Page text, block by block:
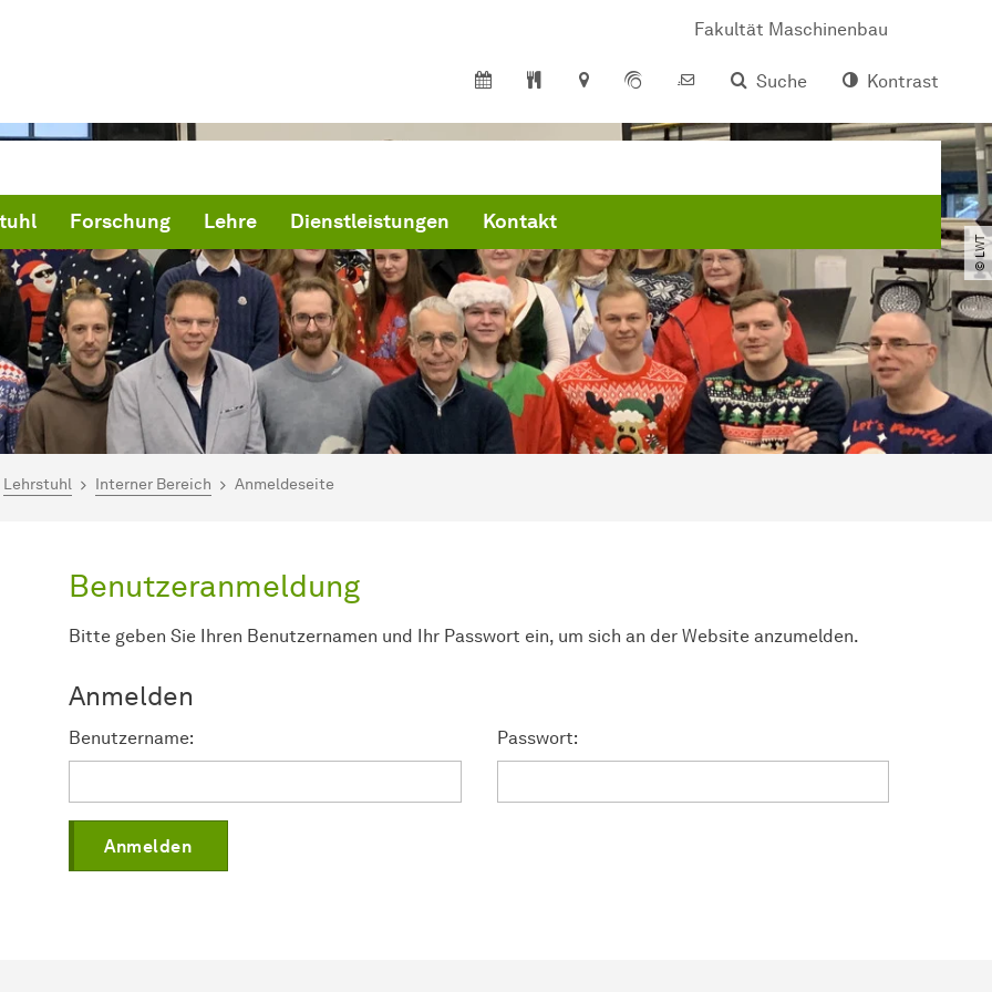
Fakultät Maschinenbau
Suche
Kontrast
Forschung Lehre Dienstleistungen Kontakt
© LWT
hier:
Lehrstuhl Interner Bereich Anmeldeseite
Benutzeranmeldung
Bitte geben Sie Ihren Benutzernamen und Ihr Passwort ein, um sich an der Website anzumelden.
Anmelden
Benutzername: Passwort: